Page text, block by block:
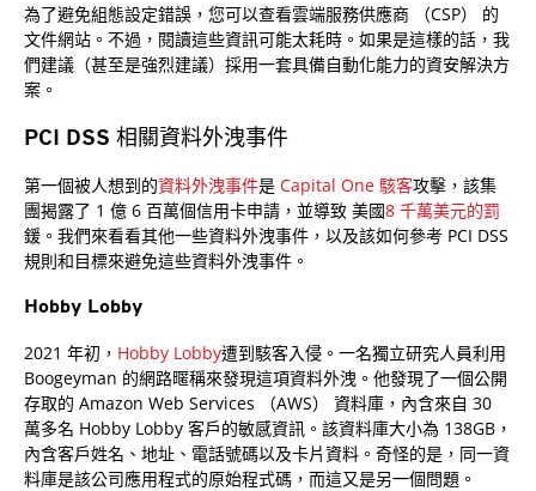
為了避免組態設定錯誤，您可以查看雲端服務供應商 （CSP） 的
文件網站。不過，閱讀這些資訊可能太耗時。如果是這樣的話，我
們建議（甚至是強烈建議）採用一套具備自動化能力的資安解決方
案。
PCI DSS 相關資料外洩事件
第一個被人想到的資料外洩事件是 Capital One 駭客攻擊，該集
團揭露了 1 億 6 百萬個信用卡申請，並導致 美國8 千萬美元的罰
鍰。我們來看看其他一些資料外洩事件，以及該如何參考 PCI DSS
規則和目標來避免這些資料外洩事件。
Hobby Lobby
2021 年初， Hobby Lobby遭到駭客入侵。一名獨立研究人員利用
Boogeyman 的網路暱稱來發現這項資料外洩。他發現了一個公開
存取的 Amazon Web Services （AWS） 資料庫，內含來自 30
萬多名 Hobby Lobby 客戶的敏感資訊。該資料庫大小為 138GB，
內含客戶姓名、地址、電話號碼以及卡片資料。奇怪的是，同一資
料庫是該公司應用程式的原始程式碼，而這又是另一個問題。